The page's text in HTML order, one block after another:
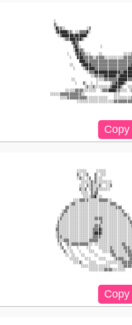
▒▓▓▓▓▓▒▒░ ░░▒▒▒▒▓░
░▒▓▓▓▓▓▓▒▓▓▓▓▓▓░
░▒▒▓▓▓▒▓▓▒░
▒▓▒▒
▒▓▒░          ░
░▓▓▒▒░
░   ▒▓▓▒▒░░░    ░░
░
░░
░
░░
░   ▒░  ░
░░░░░▒▒▒▒░░░░░░░
░░░░░▒▒▒▒▒▒▒▒▒▒▒░░
░░░░▒▒▒▒▒▒▒▒▒▒░░░░░░░░░░░
░▒  ░▒░▒▒▒▒▒▒▒▒▒░░
░▒  ░░   ░    ░░
▒░ ░░   ░    ░░░
░░ ░░   ░░
░░░░░   ░░░
░░░▒░